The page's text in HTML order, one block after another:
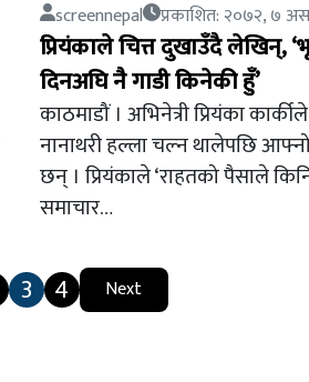
screennepal प्रकाशित: २०७२, ७
प्रियंकाले चित्त दुखाउँदै लेखिन्,
दिनअघि नै गाडी किनेकी हुँ’
काठमाडौं । अभिनेत्री प्रियंका
नानाथरी हल्ला चल्न थालेपछि
छन् । प्रियंकाले ‘राहतको पैसाले
समाचार…
3 4 Next